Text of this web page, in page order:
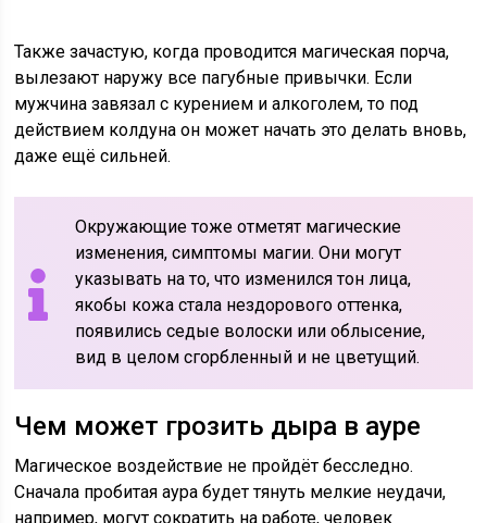
Также зачастую, когда проводится магическая порча,
вылезают наружу все пагубные привычки. Если
мужчина завязал с курением и алкоголем, то под
действием колдуна он может начать это делать вновь,
даже ещё сильней.
Окружающие тоже отметят магические
изменения, симптомы магии. Они могут
указывать на то, что изменился тон лица,
якобы кожа стала нездорового оттенка,
появились седые волоски или облысение,
вид в целом сгорбленный и не цветущий.
Чем может грозить дыра в ауре
Магическое воздействие не пройдёт бесследно.
Сначала пробитая аура будет тянуть мелкие неудачи,
например, могут сократить на работе, человек